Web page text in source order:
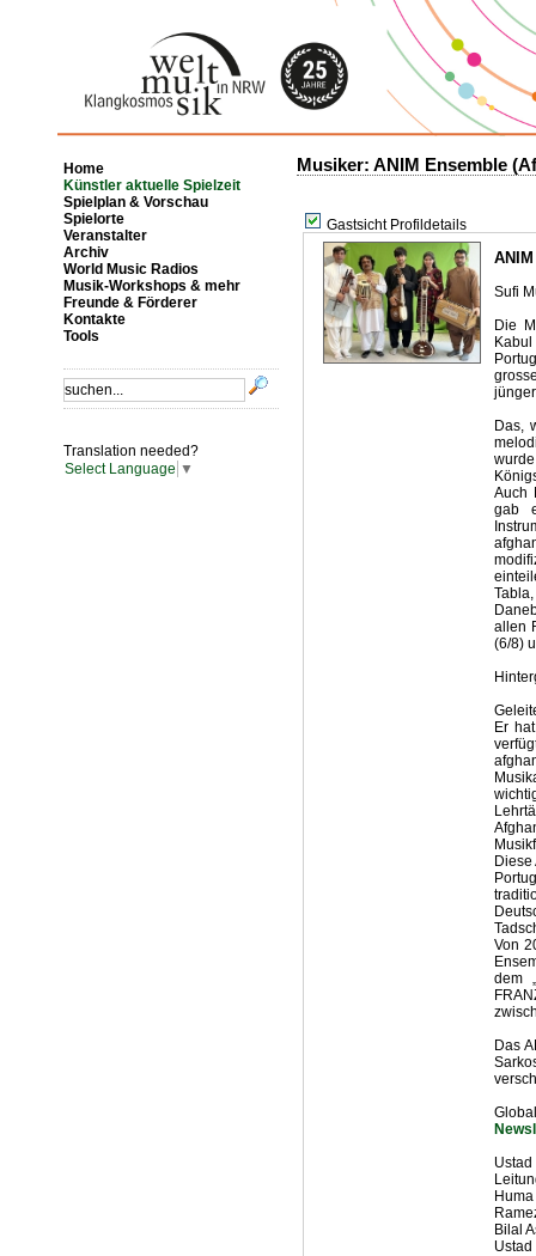
Home
Künstler aktuelle Spielzeit
Spielplan & Vorschau
Spielorte
Veranstalter
Archiv
World Music Radios
Musik-Workshops & mehr
Freunde & Förderer
Kontakte
Tools
Translation needed?
Select Language ▼
Musiker: ANIM Ensemble
Gastsicht Profildetails
Sufi
Die
Das,
Auch
gab
allen
(6/8)
Er
Von
dem
Das
Bilal